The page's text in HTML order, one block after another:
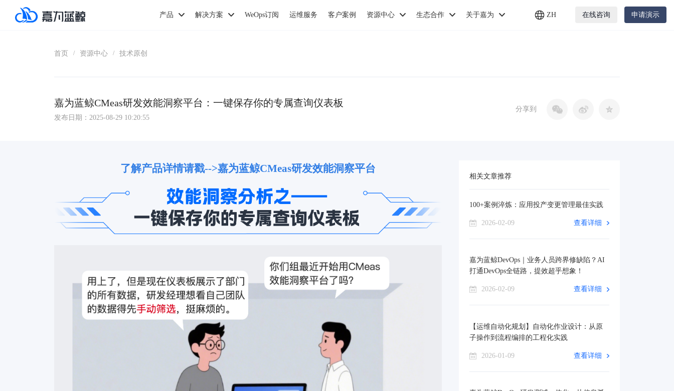
产品 解决方案 WeOps订阅 运维服务 客户案例 资源中心 生态合作 关于嘉为 ZH 在线咨询 申请演示
首页 / 资源中心 / 技术原创
嘉为蓝鲸CMeas研发效能洞察平台：一键保存你的专属查询仪表板
发布日期：2025-08-29 10:20:55
分享到
了解产品详情请戳-->嘉为蓝鲸CMeas研发效能洞察平台
相关文章推荐
100+案例淬炼：应用投产变更管理最佳实践
2026-02-09 查看详细
嘉为蓝鲸DevOps｜业务人员跨界修缺陷？AI
打通DevOps全链路，提效超乎想象！
2026-02-09 查看详细
【运维自动化规划】自动化作业设计：从原
子操作到流程编排的工程化实践
2026-01-09 查看详细